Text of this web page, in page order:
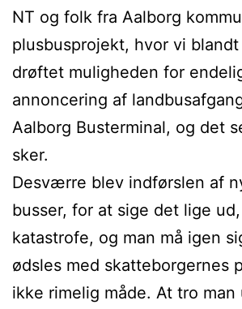
NT og folk fra Aalborg
plusbusprojekt, hvor vi
drøftet muligheden for
annoncering af
Aalborg Busterminal, og det
sker.
Desværre blev indførslen af
busser, for at sige det lige
katastrofe, og man må igen
ødsles med skatteborgernes
ikke rimelig måde. At tro man